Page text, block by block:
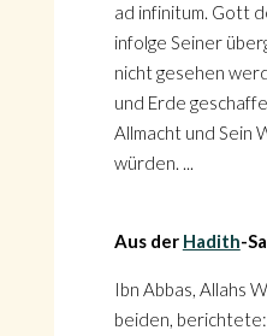
ad infinitum. Gott
infolge Seiner
nicht gesehen
und Erde
Allmacht und Sein
würden. ...
Aus der Hadith-
Ibn Abbas, Allahs
beiden,